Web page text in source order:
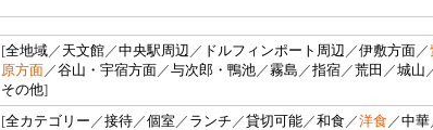
[全地域／ 天文館／中央駅周辺 ／ ドルフィンポート周辺 ／伊敷方面／
原方面／谷山・宇宿方面／与次郎・鴨池／霧島 ／指宿／荒田 ／城山
その他]
[全カテゴリー ／接待／個室／ ランチ ／貸切可能／和食／洋食／中華